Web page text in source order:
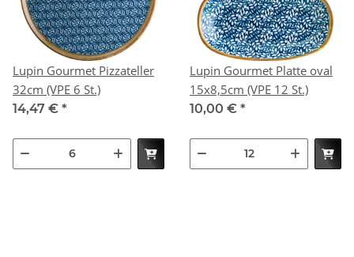
Lupin Gourmet Pizzateller
32cm (VPE 6 St.)
14,47 € *
Lupin Gourmet Platte oval
15x8,5cm (VPE 12 St.)
10,00 € *